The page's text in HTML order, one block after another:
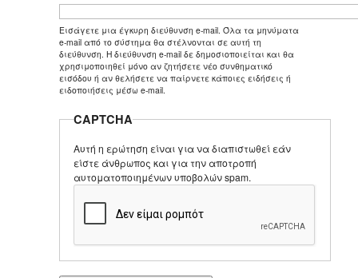
Εισάγετε μια έγκυρη διεύθυνση e-mail. Όλα τα μηνύματα
e-mail από το σύστημα θα στέλνονται σε αυτή τη
διεύθυνση. Η διεύθυνση e-mail δε δημοσιοποιείται και θα
χρησιμοποιηθεί μόνο αν ζητήσετε νέο συνθηματικό
εισόδου ή αν θελήσετε να παίρνετε κάποιες ειδήσεις ή
ειδοποιήσεις μέσω e-mail.
CAPTCHA
Αυτή η ερώτηση είναι για να διαπιστωθεί εάν
είστε άνθρωπος και για την αποτροπή
αυτοματοποιημένων υποβολών spam.